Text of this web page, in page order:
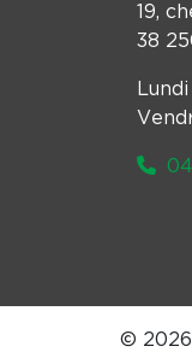
19,
38
© 2026